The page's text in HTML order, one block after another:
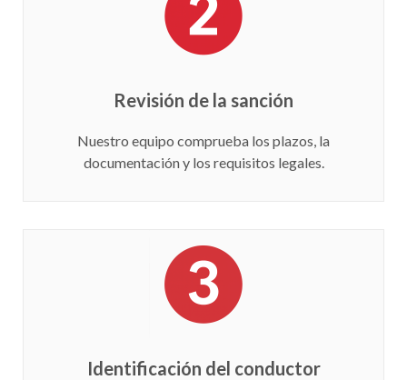
Revisión de la sanción
Nuestro equipo comprueba los plazos, la
documentación y los requisitos legales.
Identificación del conductor